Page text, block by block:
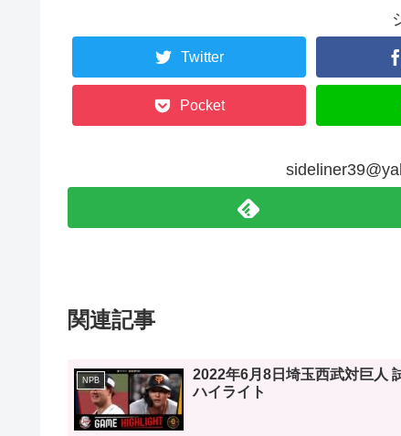
Twitter
Pocket
関連記事
NPB
2022年6月8日埼玉西武対巨人
ハイライト